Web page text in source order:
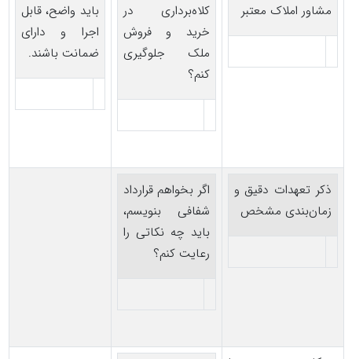
مشاور املاک معتبر
کلاه‌برداری در
خرید و فروش
ملک جلوگیری
کنم؟
باید واضح، قابل
اجرا و دارای
ضمانت باشند.
ذکر تعهدات دقیق و
زمان‌بندی مشخص
اگر بخواهم قرارداد
شفافی بنویسم،
باید چه نکاتی را
رعایت کنم؟